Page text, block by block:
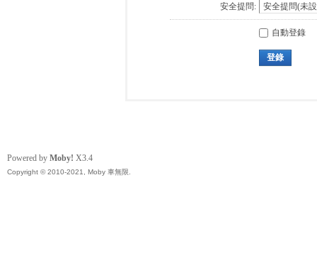
安全提問:
自動登錄
登錄
Powered by Moby! X3.4
Copyright © 2010-2021, Moby 車無限.